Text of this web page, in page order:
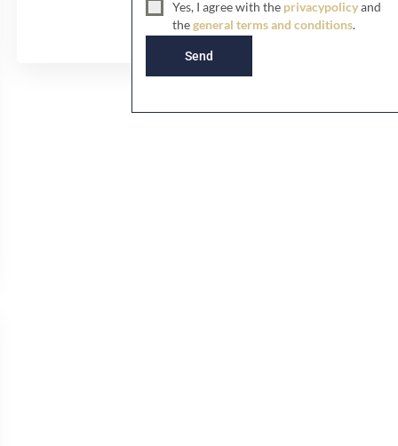
d
K
Yes, I agree with the privacypolicyand
thegeneral terms and conditions.
Send